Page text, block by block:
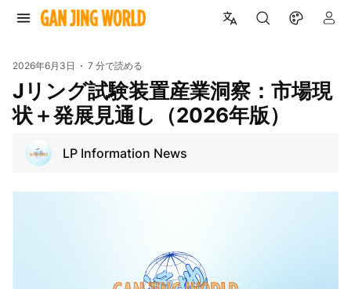
2026年6月3日 7 分で読める
Jリング試験装置産業洞察：市場現
状＋発展見通し（2026年版）
LP Information News